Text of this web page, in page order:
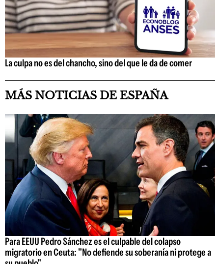
La culpa no es del chancho, sino del que le da de comer
MÁS NOTICIAS DE ESPAÑA
Para EEUU Pedro Sánchez es el culpable del colapso
migratorio en Ceuta: "No defiende su soberanía ni protege a